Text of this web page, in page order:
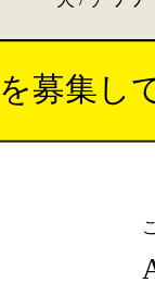
募集し